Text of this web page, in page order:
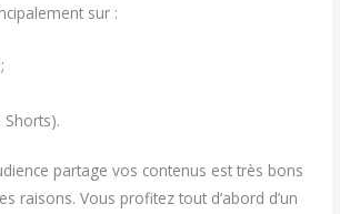
sur :
Shorts).
partage vos contenus est très bons
raisons. Vous profitez tout d’abord d’un